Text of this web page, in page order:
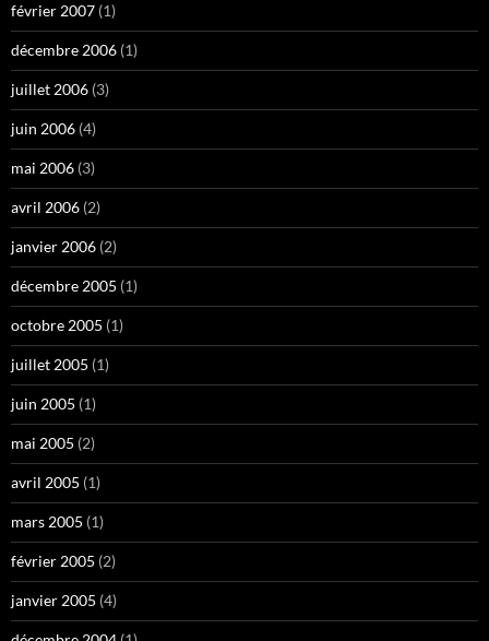
février 2007 (1)
décembre 2006 (1)
juillet 2006 (3)
juin 2006 (4)
mai 2006 (3)
avril 2006 (2)
janvier 2006 (2)
décembre 2005 (1)
octobre 2005 (1)
juillet 2005 (1)
juin 2005 (1)
mai 2005 (2)
avril 2005 (1)
mars 2005 (1)
février 2005 (2)
janvier 2005 (4)